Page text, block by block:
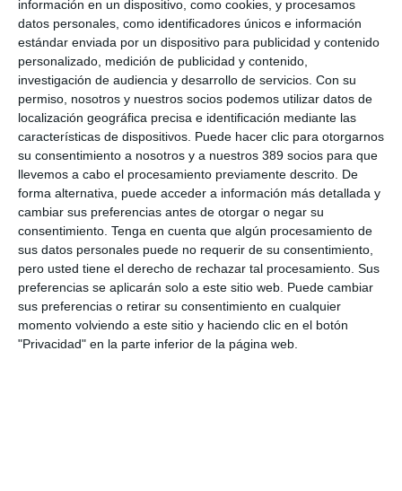
información en un dispositivo, como cookies, y procesamos
datos personales, como identificadores únicos e información
estándar enviada por un dispositivo para publicidad y contenido
personalizado, medición de publicidad y contenido,
investigación de audiencia y desarrollo de servicios. Con su
permiso, nosotros y nuestros socios podemos utilizar datos de
localización geográfica precisa e identificación mediante las
características de dispositivos. Puede hacer clic para otorgarnos
su consentimiento a nosotros y a nuestros 389 socios para que
llevemos a cabo el procesamiento previamente descrito. De
forma alternativa, puede acceder a información más detallada y
cambiar sus preferencias antes de otorgar o negar su
consentimiento. Tenga en cuenta que algún procesamiento de
sus datos personales puede no requerir de su consentimiento,
pero usted tiene el derecho de rechazar tal procesamiento. Sus
preferencias se aplicarán solo a este sitio web. Puede cambiar
sus preferencias o retirar su consentimiento en cualquier
momento volviendo a este sitio y haciendo clic en el botón
"Privacidad" en la parte inferior de la página web.
Junto a los corredores participaron representantes de
compañías como Aarón Martín, de Zurich, y Elsa Vidal, de
Asisa..
El Colegio ya prepara la siguiente salida en la que podrán
adentrase en el Parque Natural de Tamadaba en horario de
tarde, para culminar la caminata con la puesta de sol en el
Risco Faneque, uno de los enclaves más impresionantes de la
isla.
Si quiere recibir diariamente y GRATIS noticias como
esta, pinche aquí.
LO ÚLTIMO
La verdad sobre la IA en el seguro: qué funciona ya y qué sigue
siendo una promesa